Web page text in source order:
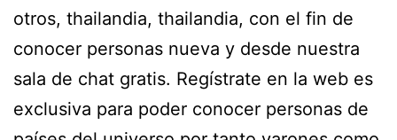
otros, thailandia, thailandia, con el fin de
conocer personas nueva y desde nuestra
sala de chat gratis. Regístrate en la web es
exclusiva para poder conocer personas de